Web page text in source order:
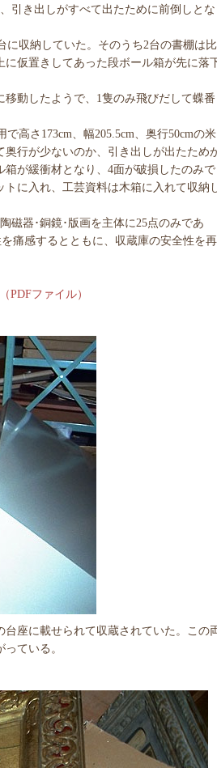
引き出しがすべて出たために前倒しとな
に収納していた。そのうち2台の書棚は比
仮置きしてあった段ボール箱が先に落
動したようで、1隻のみ飛びだして蝶番
高さ173cm、幅205.5cm、奥行50cmの米
行が少ないのか、引き出しが出たため
が緩衝材となり、4面が破損したのみで
に入れ、工芸資料は木箱に入れて収納
磁器･銅鏡･版画を主体に25点のみであ
痛感するとともに、収蔵庫の安全性を再
PDFファイル）
座に載せられて収蔵されていた。この
ている。